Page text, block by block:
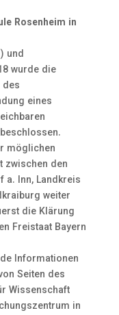
Rosenheim in
und
wurde die
eines
möglichen
zwischen den
a. Inn, Landkreis
weiter
die Klärung
Freistaat Bayern
Informationen
Seiten des
Wissenschaft
in